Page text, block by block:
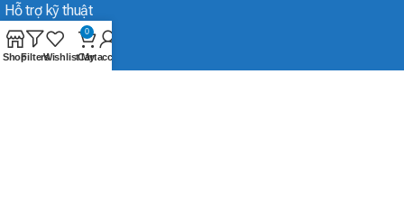
Hỗ trợ kỹ thuật
ShopFiltersWishlist
0
Cart
My account